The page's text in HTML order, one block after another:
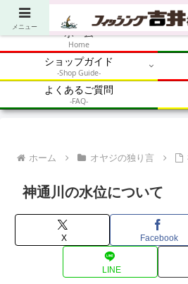
アウトドア・釣り・鮎・自然体験
ホーム
Home
ショップガイド
-Shop Guide-
よくあるご質問
-FAQ-
ホーム オヤジの独り言
神通川の水位について
X Facebook
LINE
メニュー